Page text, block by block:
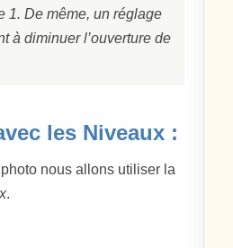
1. De même, un réglage
à diminuer l’ouverture de
les Niveaux :
nous allons utiliser la
.